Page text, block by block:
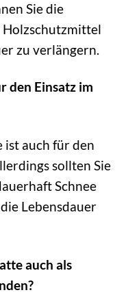
Sie die
zu verlängern.
den Einsatz im
auch für den
sollten Sie
Schnee
Lebensdauer
auch als